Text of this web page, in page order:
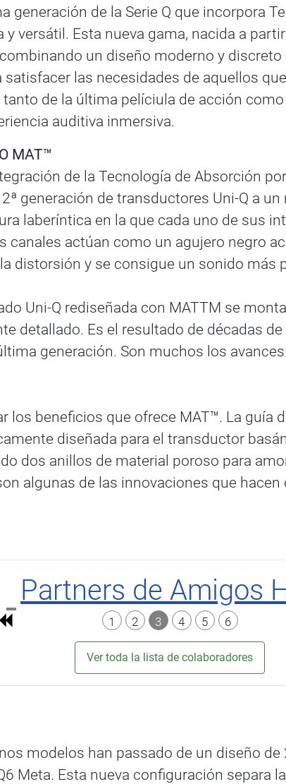
generación de la Serie Q que incorpora
versátil. Esta nueva gama, nacida a
un diseño moderno y
las necesidades de aquellos
de la última pelíciula de acción
auditiva inmersiva.
MAT™
de la Tecnología de Absorción
generación de transductores Uni-Q a
laberíntica en la que cada uno de sus
canales actúan como un agujero negro
distorsión y se consigue un sonido más
Uni-Q rediseñada con MATTM se
detallado. Es el resultado de décadas
generación. Son muchos los
los beneficios que ofrece MAT™. La guía
diseñada para el transductor
dos anillos de material poroso para
algunas de las innovaciones que
Partners de Amigos
1 2 3 4 5 6
Ver toda la lista de colaboradores
modelos han passado de un diseño
Meta. Esta nueva configuración separa